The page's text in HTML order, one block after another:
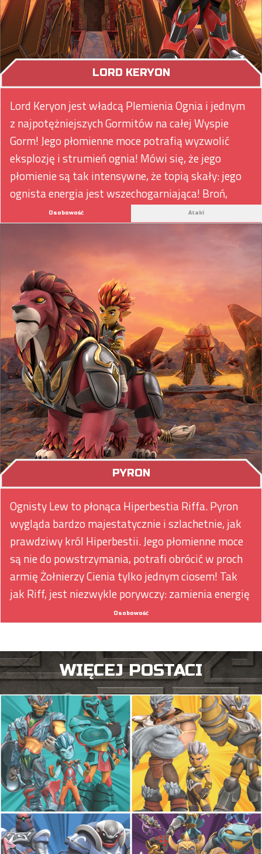
LORD KERYON
Lord Keryon jest władcą Plemienia Ognia i jednym
z najpotężniejszych Gormitów na całej Wyspie
Gorm! Jego płomienne moce potrafią wyzwolić
eksplozję i strumień ognia! Mówi się, że jego
płomienie są tak intensywne, że topią skały: jego
ognista energia jest wszechogarniająca! Broń,
którą się posługuje, to gorąca jak słońce
Wulkaniczna Lanca!
Osobowość Ataki
PYRON
Ognisty Lew to płonąca Hiperbestia Riffa. Pyron
wygląda bardzo majestatycznie i szlachetnie, jak
prawdziwy król Hiperbestii. Jego płomienne moce
są nie do powstrzymania, potrafi obrócić w proch
armię Żołnierzy Cienia tylko jednym ciosem! Tak
jak Riff, jest niezwykle porywczy: zamienia energię
wybuchu w silny strumień nieposkromionej furii!
Osobowość
WIĘCEJ POSTACI